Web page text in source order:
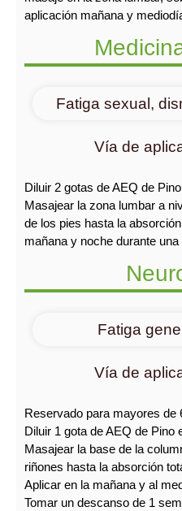
aplicación mañana y
Fatiga sexual,
Vía de
Diluir 2 gotas de AEQ de
Masajear la zona lumbar a
de los pies hasta la
mañana y noche durante
Fatiga
Vía de
Reservado para mayores de
Diluir 1 gota de AEQ de Pino
Masajear la base de la
riñones hasta la absorción
Aplicar en la mañana y al
Tomar un descanso de 1